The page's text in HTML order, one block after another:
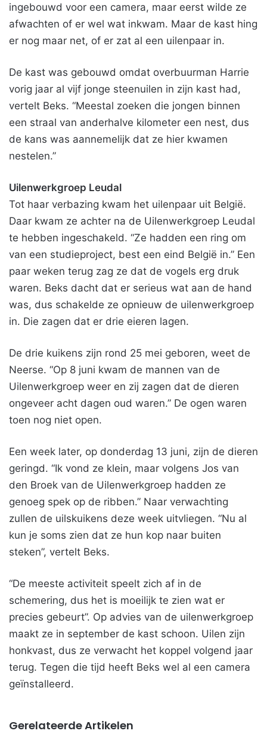
ingebouwd voor een camera, maar eerst wilde ze
afwachten of er wel wat inkwam. Maar de kast hing
er nog maar net, of er zat al een uilenpaar in.
De kast was gebouwd omdat overbuurman Harrie
vorig jaar al vijf jonge steenuilen in zijn kast had,
vertelt Beks. “Meestal zoeken die jongen binnen
een straal van anderhalve kilometer een nest, dus
de kans was aannemelijk dat ze hier kwamen
nestelen.”
Uilenwerkgroep Leudal
Tot haar verbazing kwam het uilenpaar uit België.
Daar kwam ze achter na de Uilenwerkgroep Leudal
te hebben ingeschakeld. “Ze hadden een ring om
van een studieproject, best een eind België in.” Een
paar weken terug zag ze dat de vogels erg druk
waren. Beks dacht dat er serieus wat aan de hand
was, dus schakelde ze opnieuw de uilenwerkgroep
in. Die zagen dat er drie eieren lagen.
De drie kuikens zijn rond 25 mei geboren, weet de
Neerse. “Op 8 juni kwam de mannen van de
Uilenwerkgroep weer en zij zagen dat de dieren
ongeveer acht dagen oud waren.” De ogen waren
toen nog niet open.
Een week later, op donderdag 13 juni, zijn de dieren
geringd. “Ik vond ze klein, maar volgens Jos van
den Broek van de Uilenwerkgroep hadden ze
genoeg spek op de ribben.” Naar verwachting
zullen de uilskuikens deze week uitvliegen. “Nu al
kun je soms zien dat ze hun kop naar buiten
steken”, vertelt Beks.
“De meeste activiteit speelt zich af in de
schemering, dus het is moeilijk te zien wat er
precies gebeurt”. Op advies van de uilenwerkgroep
maakt ze in september de kast schoon. Uilen zijn
honkvast, dus ze verwacht het koppel volgend jaar
terug. Tegen die tijd heeft Beks wel al een camera
geïnstalleerd.
Gerelateerde Artikelen